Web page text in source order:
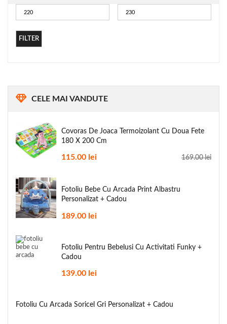
FILTER
CELE MAI VANDUTE
Covoras De Joaca Termoizolant Cu Doua Fete
180 X 200 Cm
169.00lei
115.00 lei
Fotoliu Bebe Cu Arcada Print Albastru
Personalizat + Cadou
189.00 lei
Fotoliu Pentru Bebelusi Cu Activitati Funky +
Cadou
139.00 lei
Fotoliu Cu Arcada Soricel Gri Personalizat + Cadou